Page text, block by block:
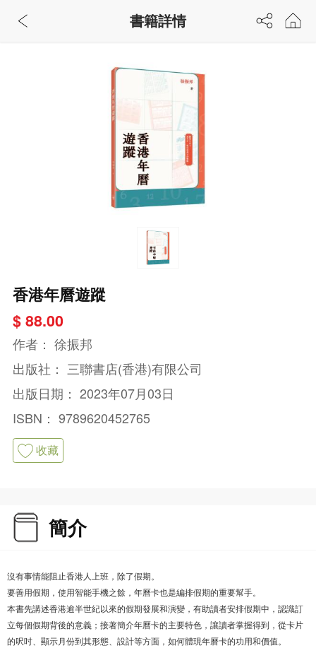
香港年曆遊蹤
$ 88.00
作者： 徐振邦
出版社： 三聯書店(香港)有限公司
出版日期： 2023年07月03日
ISBN： 9789620452765
收藏
簡介
沒有事情能阻止香港人上班，除了假期。
要善用假期，使用智能手機之餘，年曆卡也是編排假期的重要幫手。
本書先講述香港逾半世紀以來的假期發展和演變，有助讀者安排假期中，認識訂
立每個假期背後的意義；接著簡介年曆卡的主要特色，讓讀者掌握得到，從卡片
的呎吋、顯示月份到其形態、設計等方面，如何體現年曆卡的功用和價值。
書籍詳情